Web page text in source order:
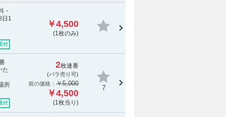
・
日1
付
￥4,500
(1枚のみ)
番
た
所
付
2枚連番
(バラ売り可)
前の価格： ￥5,000
￥4,500
(1枚当り)
7